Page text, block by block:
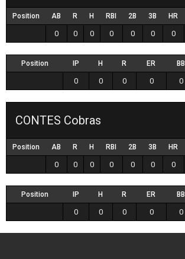
Position AB R H RBI 2B 3B HR
0 0 0 0 0 0 0
Position IP H R ER BB
0 0 0 0 0
CONTES Cobras
Position AB R H RBI 2B 3B HR
0 0 0 0 0 0 0
Position IP H R ER BB
0 0 0 0 0